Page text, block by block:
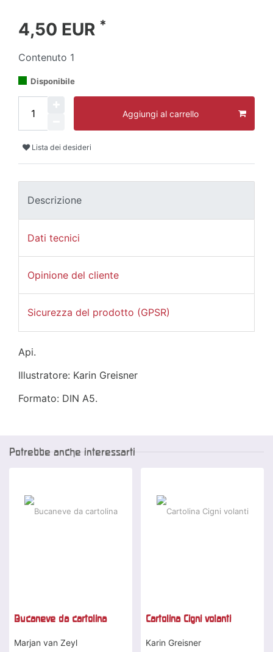
4,50 EUR *
Contenuto 1
Disponibile
Aggiungi al carrello
Lista dei desideri
Descrizione
Dati tecnici
Opinione del cliente
Sicurezza del prodotto (GPSR)
Api.
Illustratore: Karin Greisner
Formato: DIN A5.
Potrebbe anche interessarti
Bucaneve da cartolina
Marjan van Zeyl
Cartolina Cigni volanti
Karin Greisner